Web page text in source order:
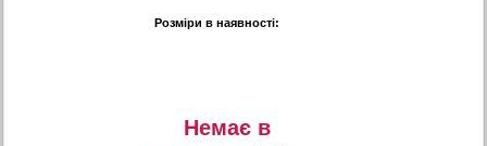
Розміри в наявності:
Немає в